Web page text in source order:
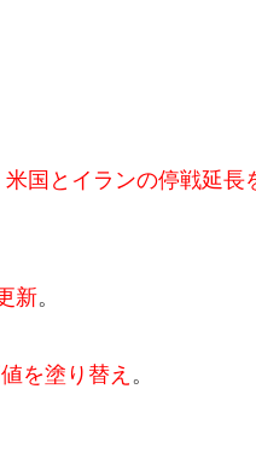
米国とイランの停戦延長
新。
を塗り替え 。